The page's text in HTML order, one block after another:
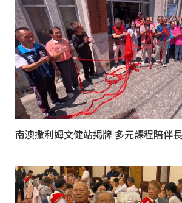
南澳撒利姆文健站揭牌 多元課程陪伴